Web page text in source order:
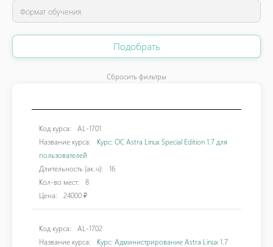
Подобрать
Сбросить фильтры
Код курса:
AL-1701
Название курса:
Курс: OС Astra Linux Special Edition 1.7 для
пользователей
Длительность (ак.ч):
16
Кол-во мест:
8
Цена:
24000 ₽
Код курса:
AL-1702
Название курса:
Курс: Администрирование Astra Linux 1.7